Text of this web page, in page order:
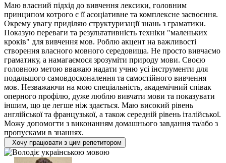
Маю власний підхід до вивчення лексики, головним
принципом котрого є її асоціативне та комплексне засвоєння.
Окрему увагу приділяю структуризації знань з граматики.
Показую переваги та результативність техніки "маленьких
кроків" для вивчення мов. Роблю акцент на важливості
створення власного мовного середовища. Не просто вивчаємо
граматику, а намагаємося зрозуміти природу мови. Своєю
головною метою вважаю надати учню усі інструменти для
подальшого самовдосконалення та самостійного вивчення
мов. Незважаючи на мою спеціальність, академічний співак
оперного профілю, дуже люблю вивчати мови та показувати
іншим, що це легше ніж здається. Маю високий рівень
англійської та французької, а також середній рівень італійської.
Можу допомогти з виконанням домашнього завдання та/або з
пропусками в знаннях.
Хочу працювати з цим репетитором